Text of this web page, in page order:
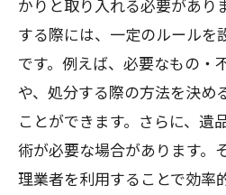
かりと取り入れる必要があり
する際には、一定のルールを
です。例えば、必要なもの・
や、処分する際の方法を決め
ことができます。さらに、遺
術が必要な場合があります。
理業者を利用することで効率